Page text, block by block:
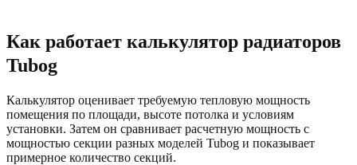
Как работает калькулятор радиаторов
Tubog
Калькулятор оценивает требуемую тепловую мощность
помещения по площади, высоте потолка и условиям
установки. Затем он сравнивает расчетную мощность с
мощностью секции разных моделей Tubog и показывает
примерное количество секций.